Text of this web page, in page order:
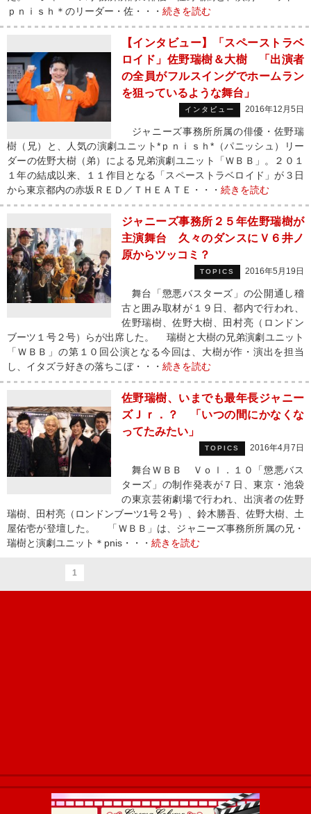
ｐｎｉｓｈ＊のリーダー・佐・・・ 続きを読む
【インタビュー】「スペーストラベ
ロイド」佐野瑞樹＆大樹 「出演者
の全員がフルスイングでホームラン
を狙っているような舞台」
インタビュー 2016年12月5日
ジャニーズ事務所所属の俳優・佐野瑞
樹（兄）と、人気の演劇ユニット*ｐｎｉｓｈ*（パニッシュ）リー
ダーの佐野大樹（弟）による兄弟演劇ユニット「ＷＢＢ」。２０１
１年の結成以来、１１作目となる「スペーストラベロイド」が３日
から東京都内の赤坂ＲＥＤ／ＴＨＥＡＴＥ・・・ 続きを読む
ジャニーズ事務所２５年佐野瑞樹が
主演舞台 久々のダンスにＶ６井ノ
原からツッコミ？
TOPICS 2016年5月19日
舞台「懲悪バスターズ」の公開通し稽
古と囲み取材が１９日、都内で行われ、
佐野瑞樹、佐野大樹、田村亮（ロンドン
ブーツ１号２号）らが出席した。 瑞樹と大樹の兄弟演劇ユニット
「ＷＢＢ」の第１０回公演となる今回は、大樹が作・演出を担当
し、イタズラ好きの落ちこぼ・・・ 続きを読む
佐野瑞樹、いまでも最年長ジャニー
ズＪｒ．？ 「いつの間にかなくな
ってたみたい」
TOPICS 2016年4月7日
舞台ＷＢＢ Ｖｏｌ．１０「懲悪バス
ターズ」の制作発表が７日、東京・池袋
の東京芸術劇場で行われ、出演者の佐野
瑞樹、田村亮（ロンドンブーツ1号２号）、鈴木勝吾、佐野大樹、土
屋佑壱が登壇した。 「ＷＢＢ」は、ジャニーズ事務所所属の兄・
瑞樹と演劇ユニット＊pnis・・・ 続きを読む
1